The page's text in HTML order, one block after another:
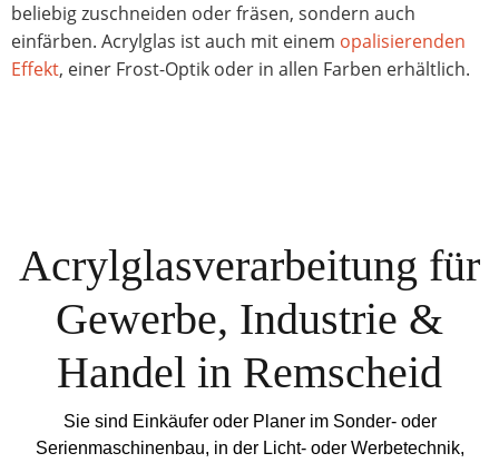
beliebig zuschneiden oder fräsen, sondern auch
einfärben. Acrylglas ist auch mit einem opalisierenden
Effekt, einer Frost-Optik oder in allen Farben erhältlich.
Acrylglasverarbeitung für
Gewerbe, Industrie &
Handel in Remscheid
Sie sind Einkäufer oder Planer im Sonder- oder
Serienmaschinenbau, in der Licht- oder Werbetechnik,